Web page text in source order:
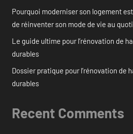
Pourquoi moderniser son logement
de réinventer son mode de vie au
Le guide ultime pour l’rénovation de
durables
Dossier pratique pour l’rénovation de
durables
Recent Comments